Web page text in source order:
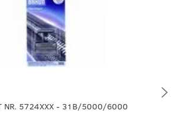
NR. 5724XXX - 31B/5000/6000